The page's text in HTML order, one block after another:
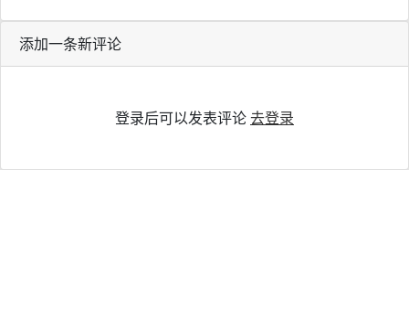
添加一条新评论
登录后可以发表评论去登录